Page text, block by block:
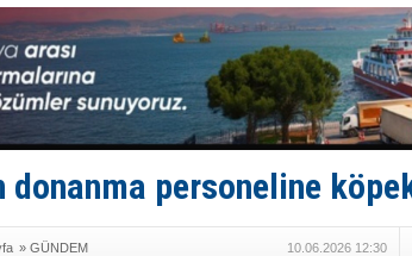
Runit kubbesi
Limana
Türk Loydu’na
Hüseyin Mengi:
Hat-San
Med Marine’e
KOSDER’den
donanma personeline
» GÜNDEM 10.06.2026 12:30